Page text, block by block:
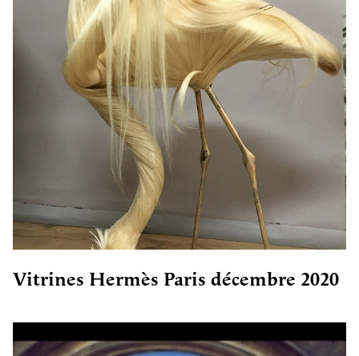
Vitrines Hermès Paris décembre 2020